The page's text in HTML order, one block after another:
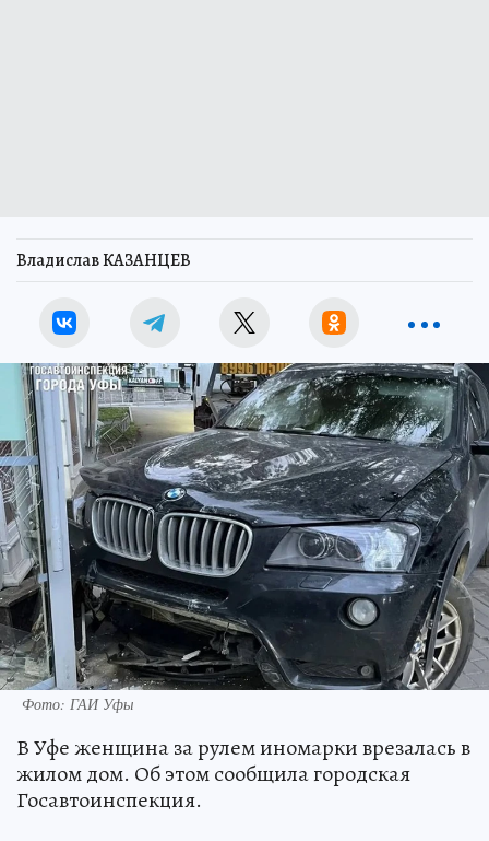
Владислав КАЗАНЦЕВ
Фото: ГАИ Уфы
В Уфе женщина за рулем иномарки врезалась в
жилом дом. Об этом сообщила городская
Госавтоинспекция.